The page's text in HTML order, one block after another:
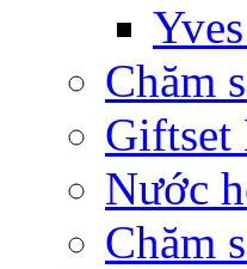
Chăm
Giftset
Nước
Chăm